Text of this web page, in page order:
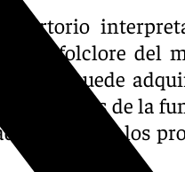
del folclore del
que se puede
voluntarios de la
a apoyar los